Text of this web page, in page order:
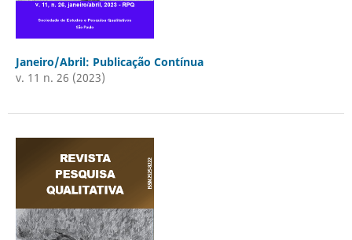
Janeiro/Abril: Publicação Contínua
v. 11 n. 26 (2023)